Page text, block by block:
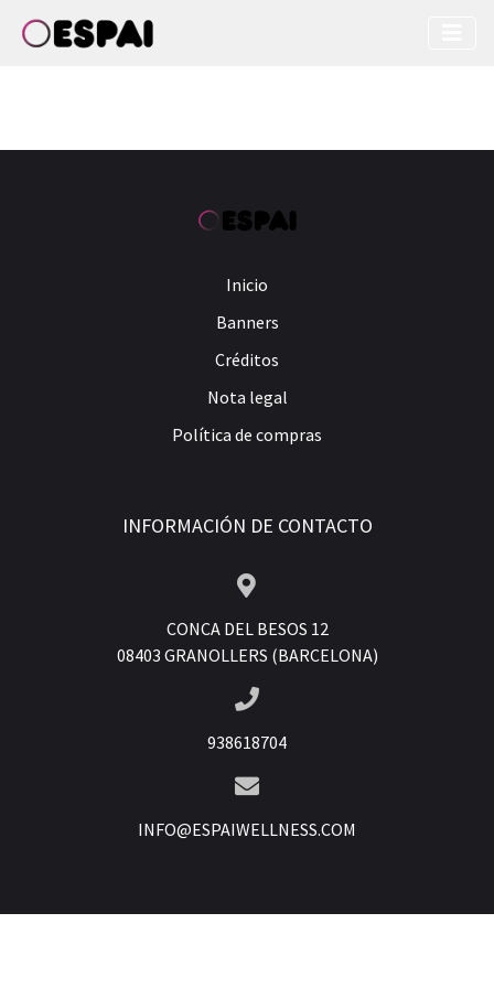
Inicio
Banners
Créditos
Nota legal
Política de compras
INFORMACIÓN DE CONTACTO
CONCA DEL BESOS 12
08403 GRANOLLERS (BARCELONA)
938618704
INFO@ESPAIWELLNESS.COM